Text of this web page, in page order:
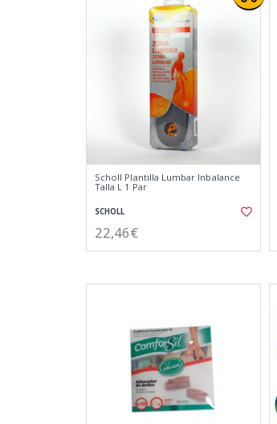
Scholl Plantilla Lumbar Inbalance
Talla L 1 Par
SCHOLL
22,46€